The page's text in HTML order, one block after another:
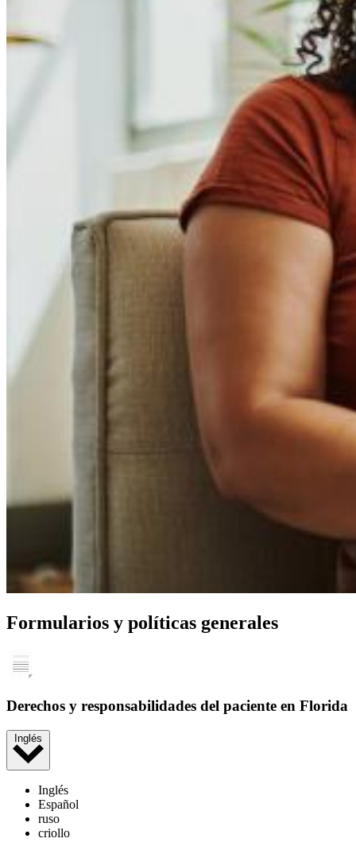
Formularios y políticas generales
Derechos y responsabilidades del paciente en Florida
Inglés
Inglés
Español
ruso
criollo